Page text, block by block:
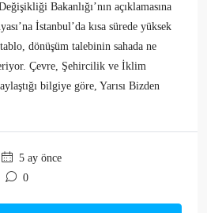
Bakanlığı’nın açıklamasına
İstanbul’da kısa sürede yüksek
dönüşüm talebinin sahada ne
Çevre, Şehircilik ve İklim
bilgiye göre, Yarısı Bizden
5 ay önce
0